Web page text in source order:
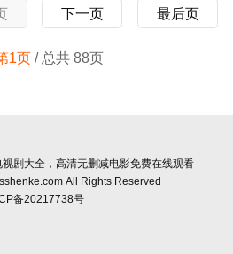
下一页 最后页
1页/ 总共 88页
剧大全，高清无删减电影免费在线观看
All Rights Reserved
备20217738号